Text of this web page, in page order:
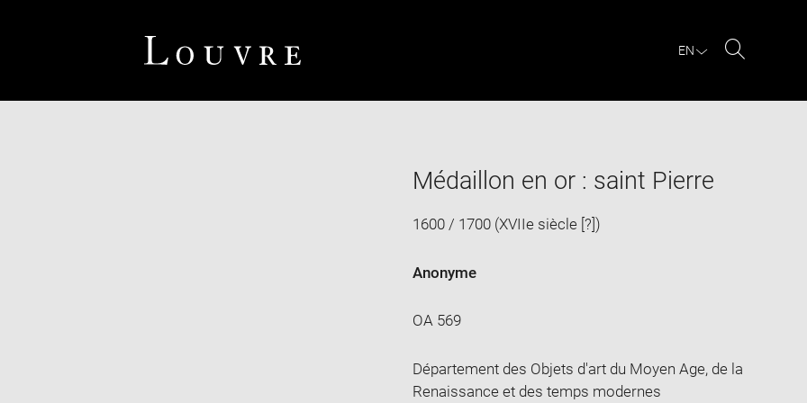
EN
Médaillon en or : saint Pierre
1600 / 1700 (XVIIe siècle [?])
Anonyme
OA 569
Département des Objets d'art du Moyen Age, de la
Renaissance et des temps modernes